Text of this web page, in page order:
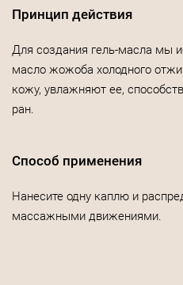
Принцип действия
Для создания гель-масла мы
масло жожоба холодного
кожу, увлажняют ее,
ран.
Способ применения
Нанесите одну каплю и
массажными движениями.